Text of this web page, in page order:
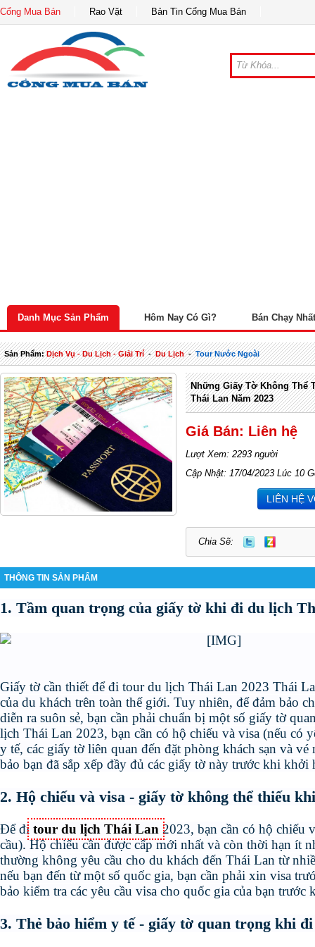
Cổng Mua Bán Rao Vặt Bản Tin Cổng Mua Bán
Danh Mục Sản Phẩm Hôm Nay Có Gì? Bán Chạy Nhất
Sản Phẩm:Dịch Vụ - Du Lịch - Giải Trí-Du Lịch-Tour Nước Ngoài
Những Giấy Tờ Không Thể
Thái Lan Năm 2023
Giá Bán: Liên hệ
Lượt Xem: 2293 người
Cập Nhật: 17/04/2023 Lúc 10
LIÊN HỆ
Chia Sẽ:
THÔNG TIN SẢN PHẨM
1. Tầm quan trọng của giấy tờ khi đi du lịch
Giấy tờ cần thiết để đi tour du lịch Thái Lan 2023 Thái
của du khách trên toàn thế giới. Tuy nhiên, để đảm bảo
diễn ra suôn sẻ, bạn cần phải chuẩn bị một số giấy tờ
lịch Thái Lan 2023, bạn cần có hộ chiếu và visa (nếu có
y tế, các giấy tờ liên quan đến đặt phòng khách sạn và vé
bảo bạn đã sắp xếp đầy đủ các giấy tờ này trước khi khởi
2. Hộ chiếu và visa - giấy tờ không thể thiếu
Để đi tour du lịch Thái Lan 2023, bạn cần có hộ chiếu
cầu). Hộ chiếu cần được cấp mới nhất và còn thời hạn ít
thường không yêu cầu cho du khách đến Thái Lan từ
nếu bạn đến từ một số quốc gia, bạn cần phải xin visa
bảo kiểm tra các yêu cầu visa cho quốc gia của bạn trước
3. Thẻ bảo hiểm y tế - giấy tờ quan trọng khi